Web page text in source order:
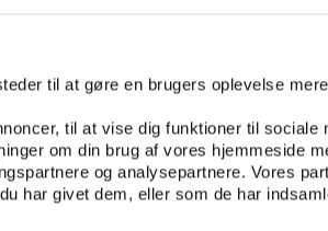
til at gøre en brugers oplevelse mere
til at vise dig funktioner til sociale
om din brug af vores hjemmeside
og analysepartnere. Vores
har givet dem, eller som de har
eller sociologi. Du har godt kendskab
kendskab til kvalitative
dig for civilsamfundet, frivillighed,
og har måske selv erfaringer
for, når du assisterer vore
og afvikling af fokusgrupper,